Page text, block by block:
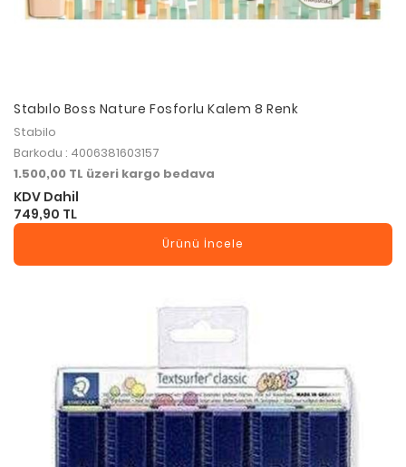
Stabılo Boss Nature Fosforlu Kalem 8 Renk
Stabilo
Barkodu : 4006381603157
1.500,00 TL üzeri kargo bedava
KDV Dahil
749,90 TL
Ürünü İncele